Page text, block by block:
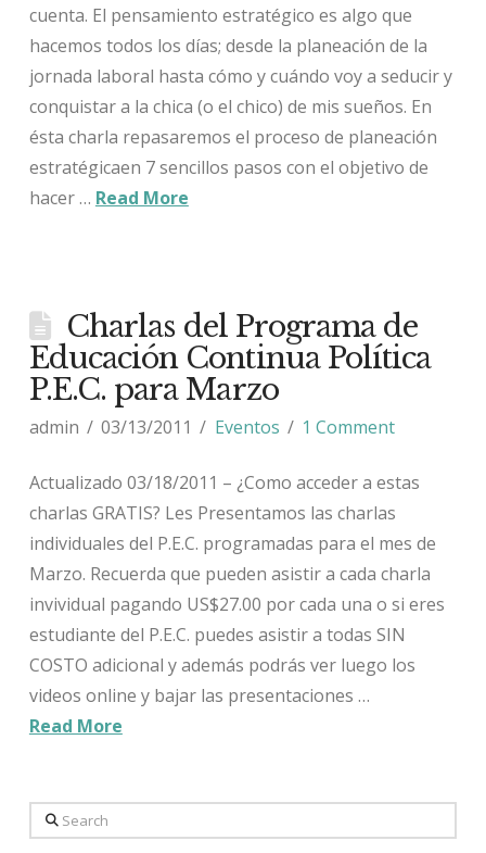
cuenta. El pensamiento estratégico es algo que
hacemos todos los días; desde la planeación de la
jornada laboral hasta cómo y cuándo voy a seducir y
conquistar a la chica (o el chico) de mis sueños. En
ésta charla repasaremos el proceso de planeación
estratégicaen 7 sencillos pasos con el objetivo de
hacer … Read More
Charlas del Programa de
Educación Continua Política
P.E.C. para Marzo
admin 03/13/2011 Eventos 1 Comment
Actualizado 03/18/2011 – ¿Como acceder a estas
charlas GRATIS? Les Presentamos las charlas
individuales del P.E.C. programadas para el mes de
Marzo. Recuerda que pueden asistir a cada charla
invividual pagando US$27.00 por cada una o si eres
estudiante del P.E.C. puedes asistir a todas SIN
COSTO adicional y además podrás ver luego los
videos online y bajar las presentaciones …
Read More
Search